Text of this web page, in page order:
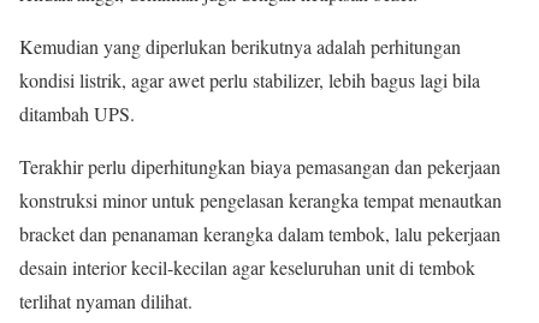
Kemudian yang diperlukan berikutnya adalah perhitungan
kondisi listrik, agar awet perlu stabilizer, lebih bagus lagi bila
ditambah UPS.
Terakhir perlu diperhitungkan biaya pemasangan dan pekerjaan
konstruksi minor untuk pengelasan kerangka tempat menautkan
bracket dan penanaman kerangka dalam tembok, lalu pekerjaan
desain interior kecil-kecilan agar keseluruhan unit di tembok
terlihat nyaman dilihat.